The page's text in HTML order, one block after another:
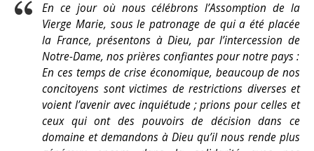
En ce jour où nous célébrons l’Assomption de la
Vierge Marie, sous le patronage de qui a été placée
la France, présentons à Dieu, par l’intercession de
Notre-Dame, nos prières confiantes pour notre pays :
En ces temps de crise économique, beaucoup de nos
concitoyens sont victimes de restrictions diverses et
voient l’avenir avec inquiétude ; prions pour celles et
ceux qui ont des pouvoirs de décision dans ce
domaine et demandons à Dieu qu’il nous rende plus